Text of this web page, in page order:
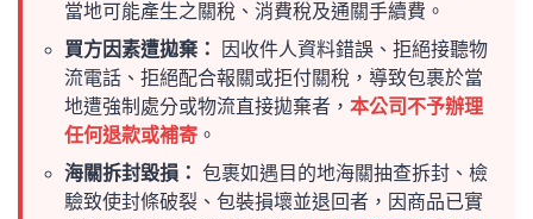
當地可能產生之關稅、消費稅及通關手續費。
買方因素遭拋棄：
因收件人資料錯誤、拒絕接聽物
流電話、拒絕配合報關或拒付關稅，導致包裹於當
地遭強制處分或物流直接拋棄者， 本公司不予辦理
任何退款或補寄 。
海關拆封毀損： 包裹如遇目的地海關抽查拆封、檢
驗致使封條破裂、包裝損壞並退回者，因商品已實